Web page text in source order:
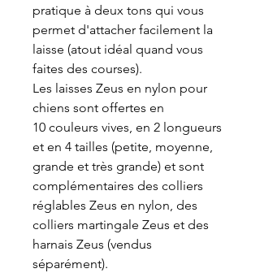
pratique à deux tons qui vous
permet d'attacher facilement la
laisse (atout idéal quand vous
faites des courses).
Les laisses Zeus en nylon pour
chiens sont offertes en
10 couleurs vives, en 2 longueurs
et en 4 tailles (petite, moyenne,
grande et très grande) et sont
complémentaires des colliers
réglables Zeus en nylon, des
colliers martingale Zeus et des
harnais Zeus (vendus
séparément).